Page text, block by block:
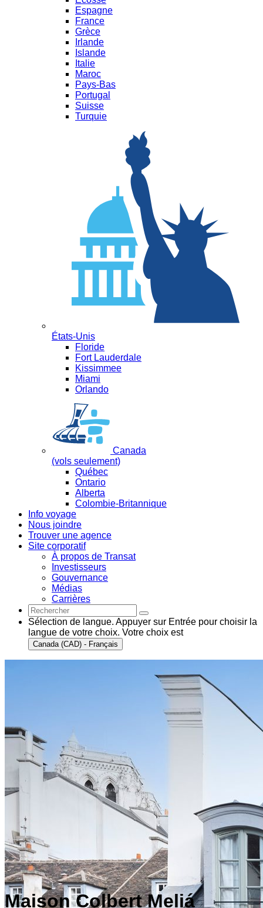
Espagne
France
Grèce
Irlande
Islande
Italie
Maroc
Pays-Bas
Portugal
Suisse
Turquie
États-Unis
Floride
Fort Lauderdale
Kissimmee
Miami
Orlando
Canada
(vols seulement)
Québec
Ontario
Alberta
Colombie-Britannique
Info voyage
Nous joindre
Trouver une agence
Site corporatif
À propos de Transat
Investisseurs
Gouvernance
Médias
Carrières
Sélection de langue. Appuyer sur Entrée pour choisir la
langue de votre choix. Votre choix est
Canada (CAD) - Français
Maison Colbert Meliá